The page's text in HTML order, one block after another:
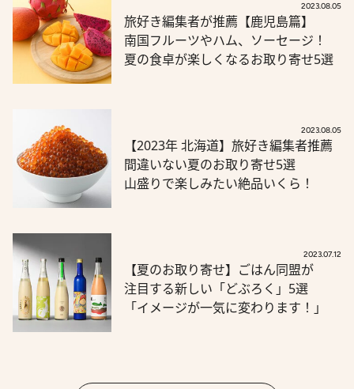
2023.08.05
旅好き編集者が推薦【鹿児島篇】
南国フルーツやハム、ソーセージ！
夏の食卓が楽しくなるお取り寄せ5選
2023.08.05
【2023年 北海道】旅好き編集者推薦
間違いない夏のお取り寄せ5選
山盛りで楽しみたい絶品いくら！
2023.07.12
【夏のお取り寄せ】ごはん同盟が
注目する新しい「どぶろく」5選
「イメージが一気に変わります！」